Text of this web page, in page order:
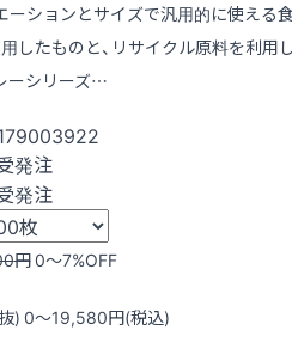
ーションとサイズで汎用的に使える
したものと、リサイクル原料を利用
ーシリーズ…
発注
発注
円0〜7%OFF
)0〜19,580円(税込)